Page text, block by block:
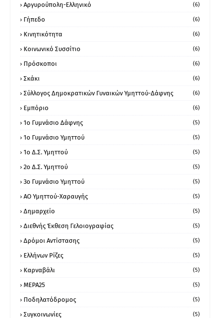
Αργυρούπολη-Ελληνικό (6)
Γήπεδο (6)
Κινητικότητα (6)
Κοινωνικό Συσσίτιο (6)
Πρόσκοποι (6)
Σκάκι (6)
Σύλλογος Δημοκρατικών Γυναικών Υμηττού-Δάφνης (6)
Εμπόριο (6)
1ο Γυμνάσιο Δάφνης (5)
1ο Γυμνάσιο Υμηττού (5)
1ο Δ.Σ. Υμηττού (5)
2ο Δ.Σ. Υμηττού (5)
3ο Γυμνάσιο Υμηττού (5)
ΑΟ Υμηττού-Χαραυγής (5)
Δημαρχείο (5)
Διεθνής Έκθεση Γελοιογραφίας (5)
Δρόμοι Αντίστασης (5)
Ελλήνων Ρίζες (5)
Καρναβάλι (5)
ΜΕΡΑ25 (5)
Ποδηλατόδρομος (5)
Συγκοινωνίες (5)